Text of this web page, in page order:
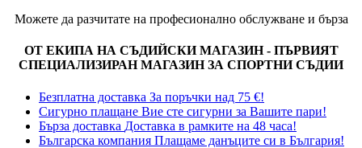
Можете да разчитате на професионално обслужване и бърза
ОТ ЕКИПА НА СЪДИЙСКИ МАГАЗИН - ПЪРВИЯТ
СПЕЦИАЛИЗИРАН МАГАЗИН ЗА СПОРТНИ СЪДИИ
Безплатна доставка За поръчки над 75 €!
Сигурно плащане Вие сте сигурни за Вашите пари!
Бърза доставка Доставка в рамките на 48 часа!
Българска компания Плащаме данъците си в България!